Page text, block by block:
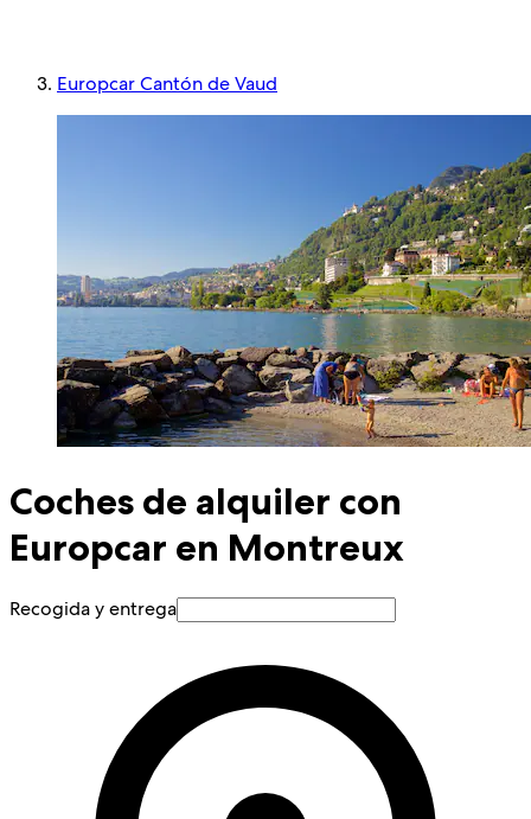
Europcar Cantón de Vaud
Coches de alquiler con
Europcar en Montreux
Recogida y entrega